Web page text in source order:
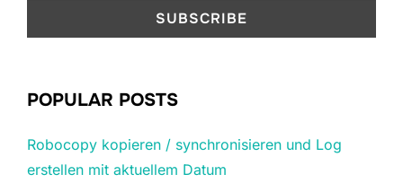
POPULAR POSTS
Robocopy kopieren / synchronisieren und Log
erstellen mit aktuellem Datum